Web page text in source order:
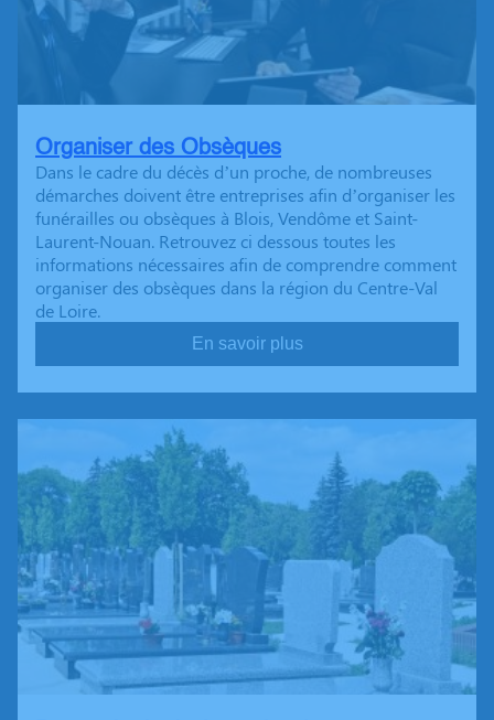
Organiser des Obsèques
Dans le cadre du décès d’un proche, de nombreuses
démarches doivent être entreprises afin d’organiser les
funérailles ou obsèques à Blois, Vendôme et Saint-
Laurent-Nouan. Retrouvez ci dessous toutes les
informations nécessaires afin de comprendre comment
organiser des obsèques dans la région du Centre-Val
de Loire.
En savoir plus